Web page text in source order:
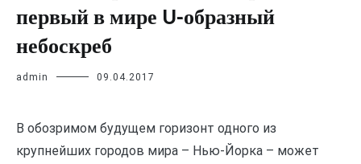
первый в мире U-образный
небоскреб
admin 09.04.2017
В обозримом будущем горизонт одного из
крупнейших городов мира – Нью-Йорка – может